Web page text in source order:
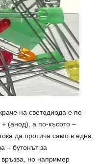
на светодиода е по-
+ (анод), а по-късото –
да протича само в една
– бутонът за
връзва, но например